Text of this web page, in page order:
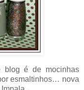
blog é de mocinhas
esmaltinhos… nova